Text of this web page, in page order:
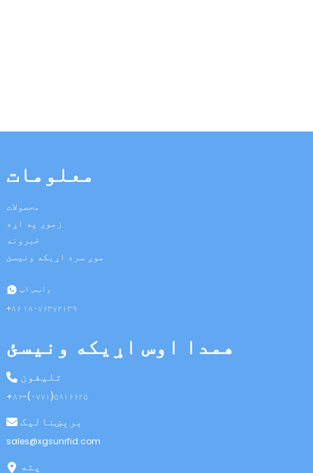
معلومات
محصولات
زموږ په اړه
خبرونه
موږ سره اړیکه ونیسئ
واټس اپ
+۸۶ ۱۸۰۷۶۳۷۲۱۳۹
همدا اوس اړیکه ونیسئ
تلیفون
+۸۶-(۰۷۷۱)۵۸۱۶۶۲۵
برېښنالیک
sales@xgsunrfid.com
پته